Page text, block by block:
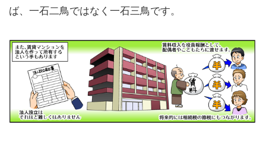
ば、一石二鳥ではなく一石三鳥です。